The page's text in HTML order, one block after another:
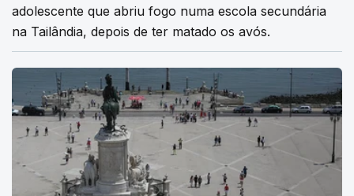
adolescente que abriu fogo numa escola secundária
na Tailândia, depois de ter matado os avós.